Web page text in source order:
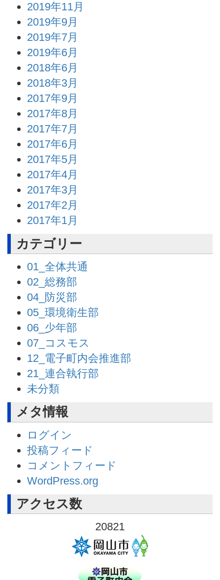
2019年11月
2019年9月
2019年7月
2019年6月
2018年6月
2018年3月
2017年9月
2017年8月
2017年7月
2017年6月
2017年5月
2017年4月
2017年3月
2017年2月
2017年1月
カテゴリー
01_全体共通
02_総務部
04_防災部
05_環境衛生部
06_少年部
07_コスモス
12_電子町内会推進部
21_連合執行部
未分類
メタ情報
ログイン
投稿フィード
コメントフィード
WordPress.org
アクセス数
20821